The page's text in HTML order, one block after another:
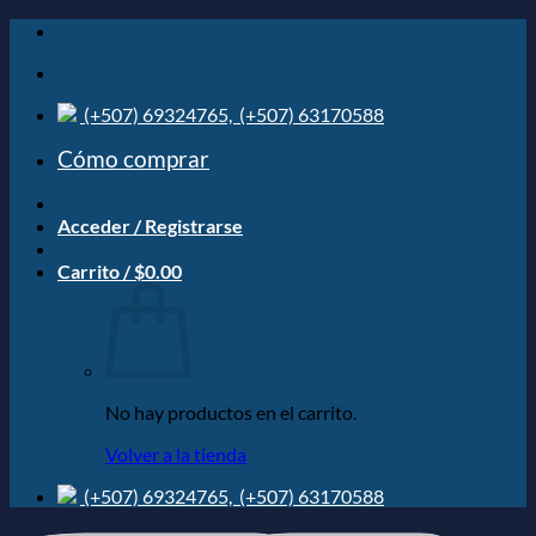
Saltar
contenido
(+507) 69324765, (+507) 63170588
Cómo comprar
Acceder / Registrarse
Carrito /$0.00
No hay productos en el carrito.
Volver a la tienda
(+507) 69324765, (+507) 63170588